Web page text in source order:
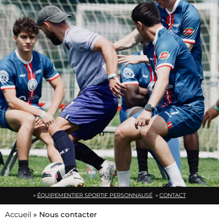
» ÉQUIPEMENTIER SPORTIF PERSONNALISÉ » CONTACT
Accueil » Nous contacter